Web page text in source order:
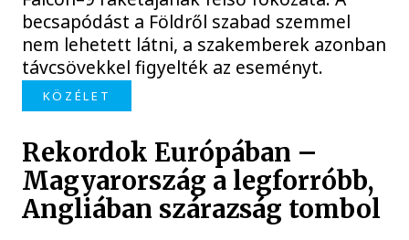
becsapódást a Földről szabad szemmel
nem lehetett látni, a szakemberek azonban
távcsövekkel figyelték az eseményt.
KÖZÉLET
Rekordok Európában –
Magyarország a legforróbb,
Angliában szárazság tombol